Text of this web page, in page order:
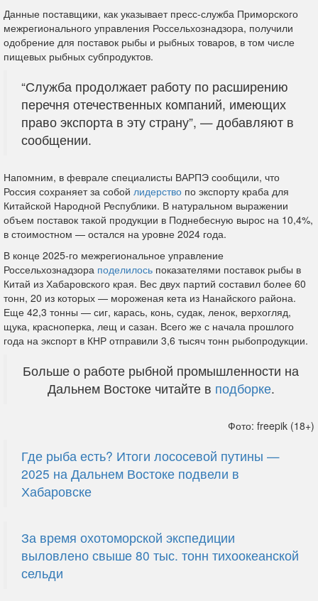
Данные поставщики, как указывает пресс-служба Приморского
межрегионального управления Россельхознадзора, получили
одобрение для поставок рыбы и рыбных товаров, в том числе
пищевых рыбных субпродуктов.
“Служба продолжает работу по расширению
перечня отечественных компаний, имеющих
право экспорта в эту страну”, — добавляют в
сообщении.
Напомним, в феврале специалисты ВАРПЭ сообщили, что
Россия сохраняет за собой лидерство по экспорту краба для
Китайской Народной Республики. В натуральном выражении
объем поставок такой продукции в Поднебесную вырос на 10,4%,
в стоимостном — остался на уровне 2024 года.
В конце 2025-го межрегиональное управление
Россельхознадзора поделилось показателями поставок рыбы в
Китай из Хабаровского края. Вес двух партий составил более 60
тонн, 20 из которых — мороженая кета из Нанайского района.
Еще 42,3 тонны — сиг, карась, конь, судак, ленок, верхогляд,
щука, красноперка, лещ и сазан. Всего же с начала прошлого
года на экспорт в КНР отправили 3,6 тысяч тонн рыбопродукции.
Больше о работе рыбной промышленности на
Дальнем Востоке читайте в подборке.
Фото: freepik (18+)
Где рыба есть? Итоги лососевой путины —
2025 на Дальнем Востоке подвели в
Хабаровске
За время охотоморской экспедиции
выловлено свыше 80 тыс. тонн тихоокеанской
сельди